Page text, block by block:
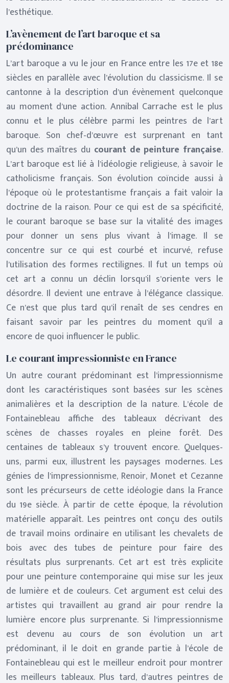
l’esthétique.
L’avènement de l’art baroque et sa
prédominance
L’art baroque a vu le jour en France entre les 17e et 18e
siècles en parallèle avec l’évolution du classicisme. Il se
cantonne à la description d’un évènement quelconque
au moment d’une action. Annibal Carrache est le plus
connu et le plus célèbre parmi les peintres de l’art
baroque. Son chef-d’œuvre est surprenant en tant
qu’un des maîtres du courant de peinture française.
L’art baroque est lié à l’idéologie religieuse, à savoir le
catholicisme français. Son évolution coïncide aussi à
l’époque où le protestantisme français a fait valoir la
doctrine de la raison. Pour ce qui est de sa spécificité,
le courant baroque se base sur la vitalité des images
pour donner un sens plus vivant à l’image. Il se
concentre sur ce qui est courbé et incurvé, refuse
l’utilisation des formes rectilignes. Il fut un temps où
cet art a connu un déclin lorsqu’il s’oriente vers le
désordre. Il devient une entrave à l’élégance classique.
Ce n’est que plus tard qu’il renaît de ses cendres en
faisant savoir par les peintres du moment qu’il a
encore de quoi influencer le public.
Le courant impressionniste en France
Un autre courant prédominant est l’impressionnisme
dont les caractéristiques sont basées sur les scènes
animalières et la description de la nature. L’école de
Fontainebleau affiche des tableaux décrivant des
scènes de chasses royales en pleine forêt. Des
centaines de tableaux s’y trouvent encore. Quelques-
uns, parmi eux, illustrent les paysages modernes. Les
génies de l’impressionnisme, Renoir, Monet et Cezanne
sont les précurseurs de cette idéologie dans la France
du 19e siècle. À partir de cette époque, la révolution
matérielle apparaît. Les peintres ont conçu des outils
de travail moins ordinaire en utilisant les chevalets de
bois avec des tubes de peinture pour faire des
résultats plus surprenants. Cet art est très explicite
pour une peinture contemporaine qui mise sur les jeux
de lumière et de couleurs. Cet argument est celui des
artistes qui travaillent au grand air pour rendre la
lumière encore plus surprenante. Si l’impressionnisme
est devenu au cours de son évolution un art
prédominant, il le doit en grande partie à l’école de
Fontainebleau qui est le meilleur endroit pour montrer
les meilleurs tableaux. Plus tard, d’autres peintres de